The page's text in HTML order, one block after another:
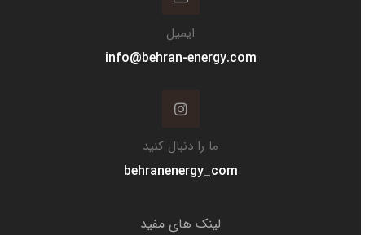
ایمیل
info@behran-energy.com
ما را دنبال کنید
behranenergy_com
لینک های مفید